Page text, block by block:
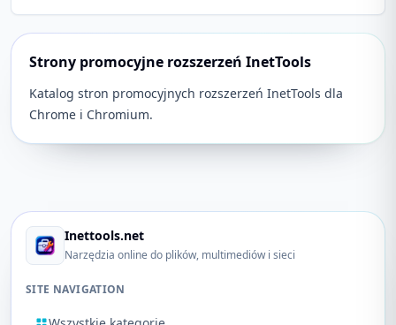
Strony promocyjne rozszerzeń InetTools
Katalog stron promocyjnych rozszerzeń InetTools dla
Chrome i Chromium.
Inettools.net
Narzędzia online do plików, multimediów i sieci
SITE NAVIGATION